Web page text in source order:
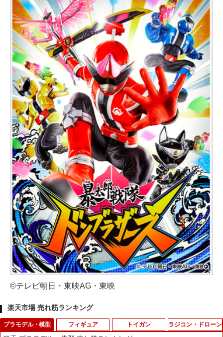
©テレビ朝日・東映AG・東映
楽天市場 売れ筋ランキング
プラモデル・模型 フィギュア トイガン ラジコン・ドローン